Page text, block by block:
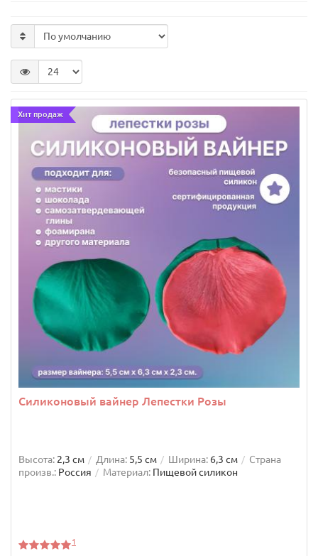
150 руб.
В корзину
Хит продаж
Хит продаж
Силиконовый вайнер Лепестки Розы
Высота: 2,3 см Длина: 5,5 см Ширина: 6,3 см
Страна
произв.: Россия Материал: Пищевой силикон
1